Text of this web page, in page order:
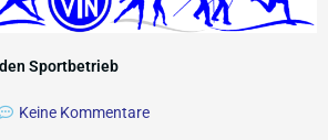
Sportbetrieb
Keine Kommentare